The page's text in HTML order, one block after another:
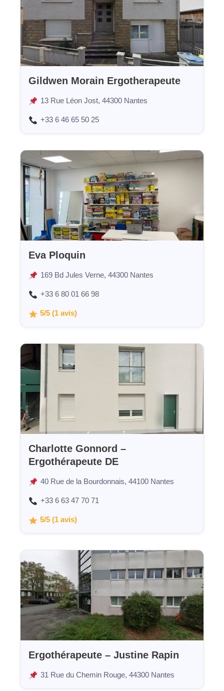
Gildwen Morain Ergotherapeute
13 Rue Léon Jost, 44300 Nantes
+33 6 46 65 50 25
Eva Ploquin
169 Bd Jules Verne, 44300 Nantes
+33 6 80 01 66 98
5/5 (1 avis)
Charlotte Gonnord –
Ergothérapeute DE
40 Rue de la Bourdonnais, 44100 Nantes
+33 6 63 47 70 71
5/5 (1 avis)
Ergothérapeute – Justine Rapin
31 Rue du Chemin Rouge, 44300 Nantes